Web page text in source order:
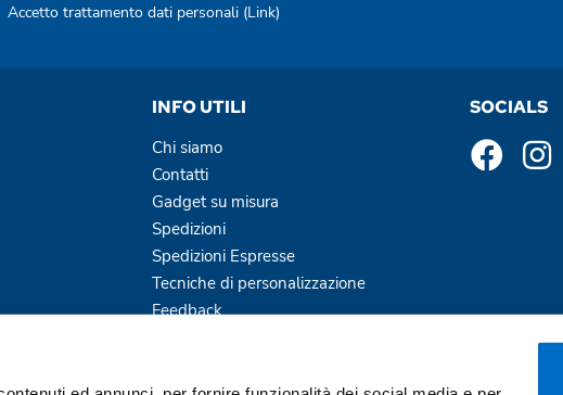
Accetto trattamento dati personali (Link)
INFO UTILI
Chi siamo
Contatti
Gadget su misura
Spedizioni
Spedizioni Espresse
Tecniche di personalizzazione
Feedback
SOCIALS